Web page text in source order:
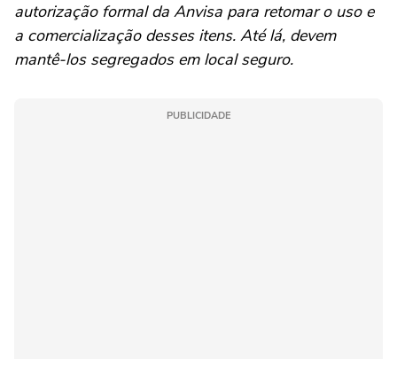
autorização formal da Anvisa para retomar o uso e
a comercialização desses itens. Até lá, devem
mantê-los segregados em local seguro.
PUBLICIDADE